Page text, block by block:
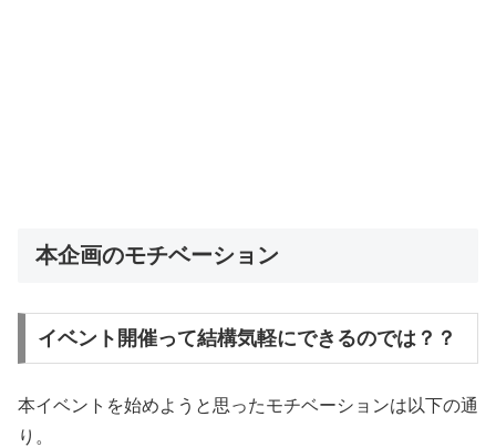
本企画のモチベーション
イベント開催って結構気軽にできるのでは？？
本イベントを始めようと思ったモチベーションは以下の通
り。